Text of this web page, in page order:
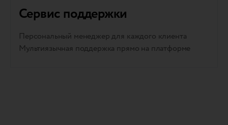
Сервис поддержки
Персональный менеджер для каждого клиента
Мультиязычная поддержка прямо на платформе